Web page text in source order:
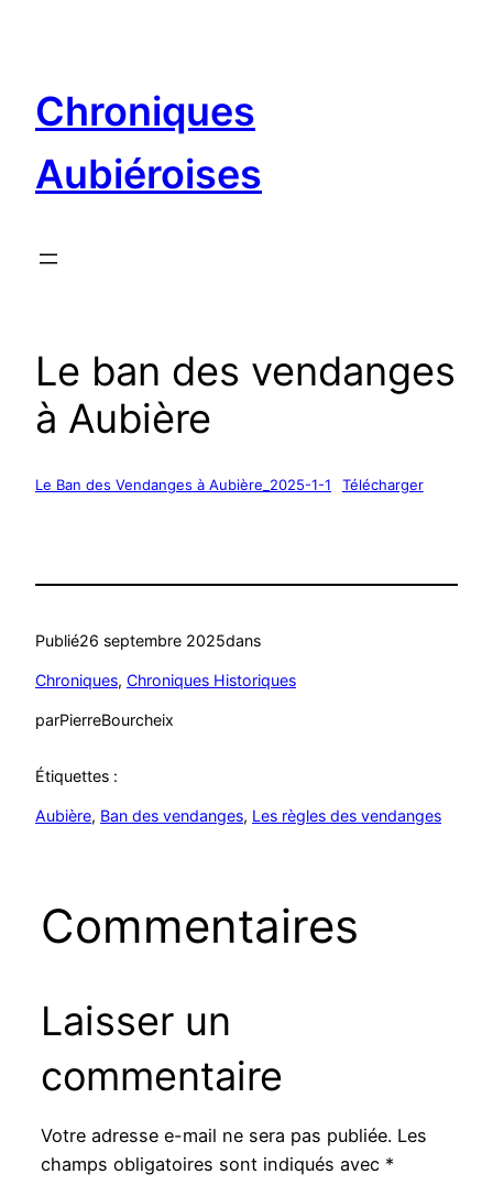
Chroniques
Aubiéroises
Le ban des vendanges
à Aubière
Le Ban des Vendanges à Aubière_2025-1-1 Télécharger
Publié26 septembre 2025dans
Chroniques, Chroniques Historiques
parPierreBourcheix
Étiquettes :
Aubière, Ban des vendanges, Les règles des vendanges
Commentaires
Laisser un
commentaire
Votre adresse e-mail ne sera pas publiée. Les
champs obligatoires sont indiqués avec *